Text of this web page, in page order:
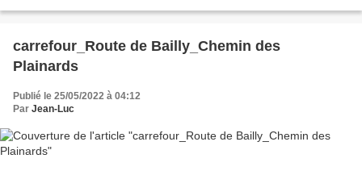
carrefour_Route de Bailly_Chemin des
Plainards
Publié le 25/05/2022 à 04:12
Par Jean-Luc